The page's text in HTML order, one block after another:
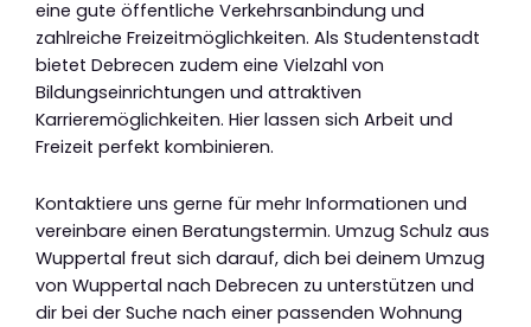
eine gute öffentliche Verkehrsanbindung und
zahlreiche Freizeitmöglichkeiten. Als Studentenstadt
bietet Debrecen zudem eine Vielzahl von
Bildungseinrichtungen und attraktiven
Karrieremöglichkeiten. Hier lassen sich Arbeit und
Freizeit perfekt kombinieren.
Kontaktiere uns gerne für mehr Informationen und
vereinbare einen Beratungstermin. Umzug Schulz aus
Wuppertal freut sich darauf, dich bei deinem Umzug
von Wuppertal nach Debrecen zu unterstützen und
dir bei der Suche nach einer passenden Wohnung